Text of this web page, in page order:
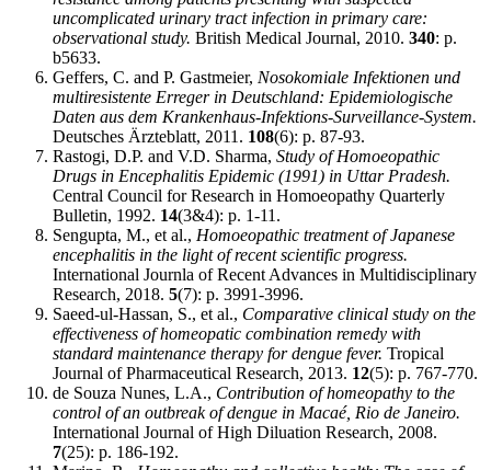
uncomplicated urinary tract infection in primary care:
observational study. British Medical Journal, 2010. 340: p.
b5633.
Geffers, C. and P. Gastmeier, Nosokomiale Infektionen und
multiresistente Erreger in Deutschland: Epidemiologische
Daten aus dem Krankenhaus-Infektions-Surveillance-System.
Deutsches Ärzteblatt, 2011. 108(6): p. 87-93.
Rastogi, D.P. and V.D. Sharma, Study of Homoeopathic
Drugs in Encephalitis Epidemic (1991) in Uttar Pradesh.
Central Council for Research in Homoeopathy Quarterly
Bulletin, 1992. 14(3&4): p. 1-11.
Sengupta, M., et al., Homoeopathic treatment of Japanese
encephalitis in the light of recent scientific progress.
International Journla of Recent Advances in Multidisciplinary
Research, 2018. 5(7): p. 3991-3996.
Saeed-ul-Hassan, S., et al., Comparative clinical study on the
effectiveness of homeopatic combination remedy with
standard maintenance therapy for dengue fever. Tropical
Journal of Pharmaceutical Research, 2013. 12(5): p. 767-770.
de Souza Nunes, L.A., Contribution of homeopathy to the
control of an outbreak of dengue in Macaé, Rio de Janeiro.
International Journal of High Diluation Research, 2008.
7(25): p. 186-192.